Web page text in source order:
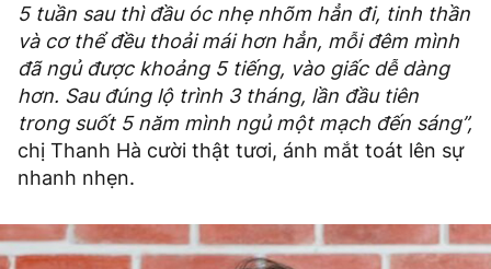
5 tuần sau thì đầu óc nhẹ nhõm hẳn đi, tinh thần
và cơ thể đều thoải mái hơn hẳn, mỗi đêm mình
đã ngủ được khoảng 5 tiếng, vào giấc dễ dàng
hơn. Sau đúng lộ trình 3 tháng, lần đầu tiên
trong suốt 5 năm mình ngủ một mạch đến sáng”,
chị Thanh Hà cười thật tươi, ánh mắt toát lên sự
nhanh nhẹn.